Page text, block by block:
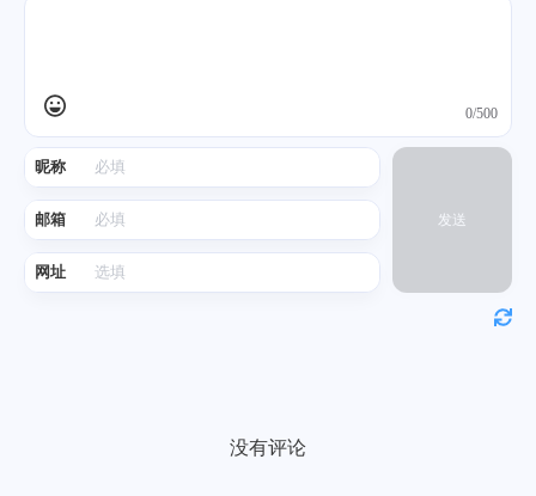
昵称
邮箱
网址
0/500
发送
没有评论